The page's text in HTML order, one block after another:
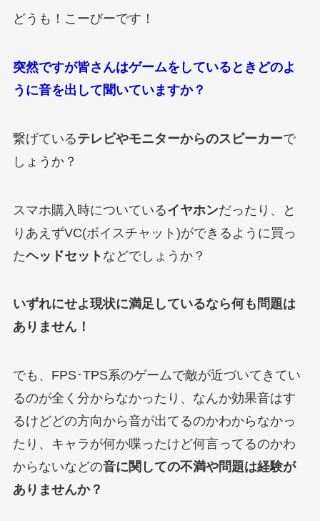
どうも！こーびーです！
突然ですが皆さんはゲームをしているときどのよ
うに音を出して聞いていますか？
繋げているテレビやモニターからのスピーカーで
しょうか？
スマホ購入時についているイヤホンだったり、と
りあえずVC(ボイスチャット)ができるように買っ
たヘッドセット などでしょうか？
いずれにせよ現状に満足しているなら何も問題は
ありません！
でも、FPS･TPS系のゲームで敵が近づいてきてい
るのが全く分からなかったり、なんか効果音はす
るけどどの方向から音が出てるのかわからなかっ
たり、キャラが何か喋ったけど何言ってるのかわ
からないなどの音に関しての不満や問題は経験が
ありませんか？